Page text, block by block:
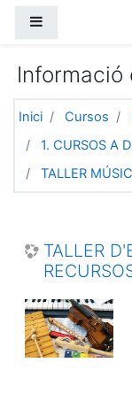
Informació
Inici Cursos
1. CURSOS A
TALLER
TALLER